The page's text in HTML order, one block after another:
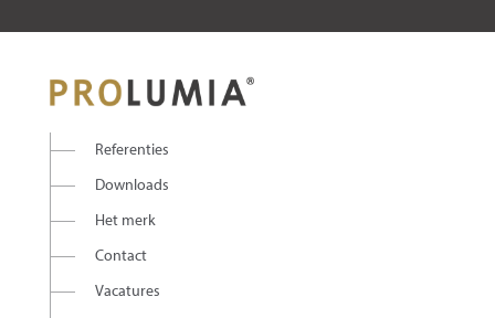
Referenties
Downloads
Het merk
Contact
Vacatures